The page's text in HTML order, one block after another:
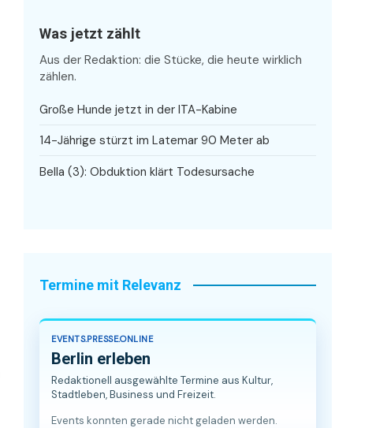
Was jetzt zählt
Aus der Redaktion: die Stücke, die heute wirklich
zählen.
Große Hunde jetzt in der ITA-Kabine
14-Jährige stürzt im Latemar 90 Meter ab
Bella (3): Obduktion klärt Todesursache
Termine mit Relevanz
EVENTS.PRESSE.ONLINE
Berlin erleben
Redaktionell ausgewählte Termine aus Kultur,
Stadtleben, Business und Freizeit.
Events konnten gerade nicht geladen werden.